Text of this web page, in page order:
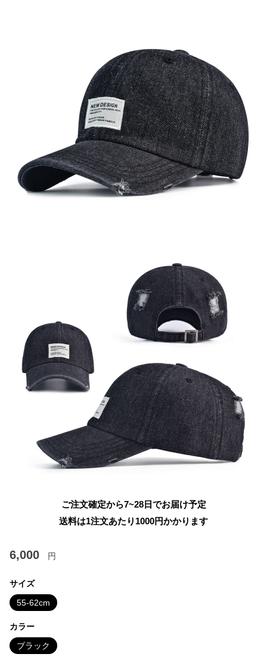
ご注文確定から7~28日でお届け予定
送料は1注文あたり 1000円かかります
6,000 円
サイズ
55-62cm
カラー
ブラック